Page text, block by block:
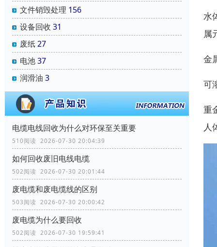
文件销毁处理 156
设备回收 31
废纸27
电池37
润滑油 3
电缆电线回收为什么对环保至关重要
510阅读 2026-07-30 20:04:39
如何回收废旧电线电缆
502阅读 2026-07-30 20:01:44
废电缆和废电缆线的区别
503阅读 2026-07-30 20:00:42
废电缆为什么要回收
502阅读 2026-07-30 19:59:41
水
属
金
可
重
人